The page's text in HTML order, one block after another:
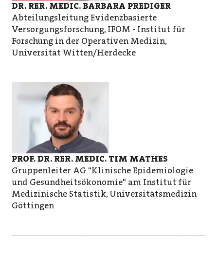
DR. RER. MEDIC. BARBARA PREDIGER
Abteilungsleitung Evidenzbasierte
Versorgungsforschung, IFOM - Institut für
Forschung in der Operativen Medizin,
Universität Witten/Herdecke
PROF. DR. RER. MEDIC. TIM MATHES
Gruppenleiter AG "Klinische Epidemiologie
und Gesundheitsökonomie" am Institut für
Medizinische Statistik, Universitätsmedizin
Göttingen